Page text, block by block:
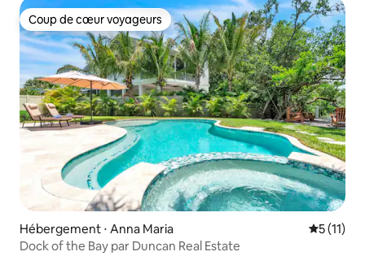
Coup de cœur voyageurs
Coup de cœur voyageurs
Hébergement ⋅ Anna Maria
5 (11)
Dock of the Bay par Duncan Real Estate